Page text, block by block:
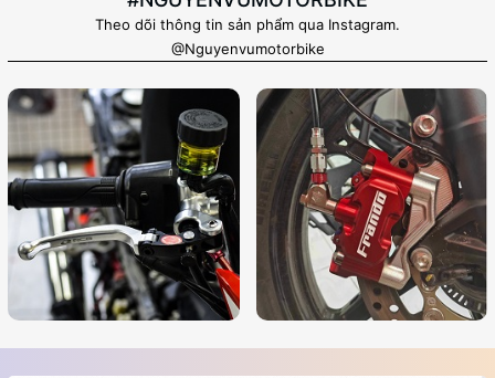
Theo dõi thông tin sản phẩm qua Instagram.
@Nguyenvumotorbike